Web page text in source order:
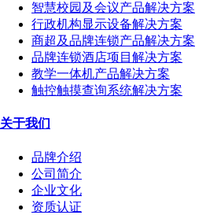
智慧校园及会议产品解决方案
行政机构显示设备解决方案
商超及品牌连锁产品解决方案
品牌连锁酒店项目解决方案
教学一体机产品解决方案
触控触摸查询系统解决方案
关于我们
品牌介绍
公司简介
企业文化
资质认证